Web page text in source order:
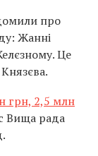
про
Жанні
Це
грн, 2,5 млн
Вища рада